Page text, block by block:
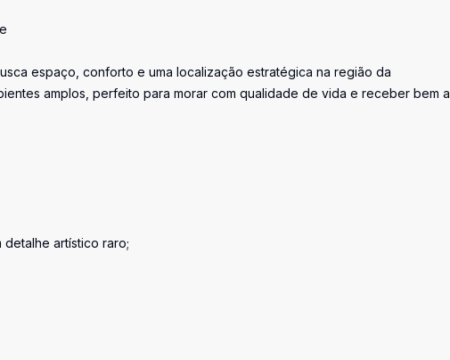
espaço, conforto e uma localização estratégica na região da
amplos, perfeito para morar com qualidade de vida e receber bem a
detalhe artístico raro;